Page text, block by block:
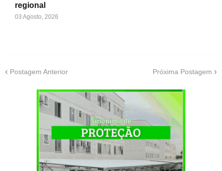
regional
03 Agosto, 2026
Postagem Anterior Próxima Postagem